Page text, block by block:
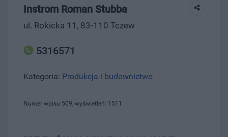
Instrom Roman Stubba
ul. Rokicka 11, 83-110 Tczew
5316571
Kategoria: Produkcja i budownictwo
Numer wpisu 509, wyświetleń: 1511